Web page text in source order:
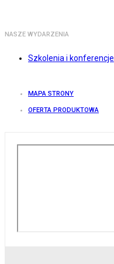
NASZE WYDARZENIA
Szkolenia i konferencje
MAPA STRONY
OFERTA PRODUKTOWA